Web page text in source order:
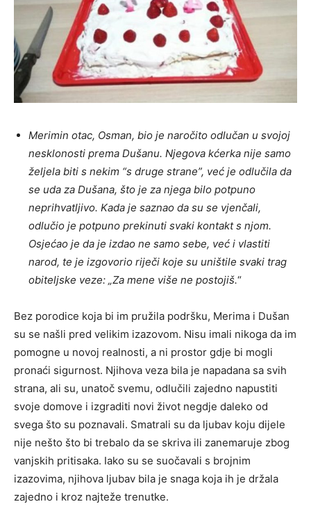
Merimin otac, Osman, bio je naročito odlučan u svojoj
nesklonosti prema Dušanu. Njegova kćerka nije samo
željela biti s nekim “s druge strane”, već je odlučila da
se uda za Dušana, što je za njega bilo potpuno
neprihvatljivo. Kada je saznao da su se vjenčali,
odlučio je potpuno prekinuti svaki kontakt s njom.
Osjećao je da je izdao ne samo sebe, već i vlastiti
narod, te je izgovorio riječi koje su uništile svaki trag
obiteljske veze: „Za mene više ne postojiš.“
Bez porodice koja bi im pružila podršku, Merima i Dušan
su se našli pred velikim izazovom. Nisu imali nikoga da im
pomogne u novoj realnosti, a ni prostor gdje bi mogli
pronaći sigurnost. Njihova veza bila je napadana sa svih
strana, ali su, unatoč svemu, odlučili zajedno napustiti
svoje domove i izgraditi novi život negdje daleko od
svega što su poznavali. Smatrali su da ljubav koju dijele
nije nešto što bi trebalo da se skriva ili zanemaruje zbog
vanjskih pritisaka. Iako su se suočavali s brojnim
izazovima, njihova ljubav bila je snaga koja ih je držala
zajedno i kroz najteže trenutke.